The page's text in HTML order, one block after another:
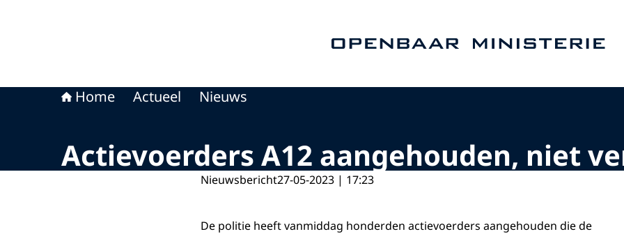
Home Actueel Nieuws
Actievoerders A12 aangehouden, niet
Nieuwsbericht27-05-2023 | 17:23
De politie heeft vanmiddag honderden actievoerders aangehouden die de